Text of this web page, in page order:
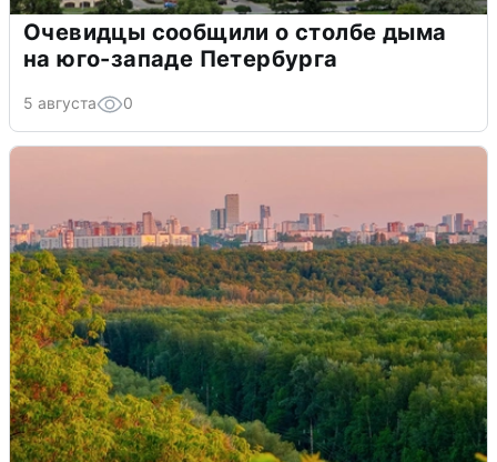
Очевидцы сообщили о столбе дыма
на юго-западе Петербурга
5 августа 0